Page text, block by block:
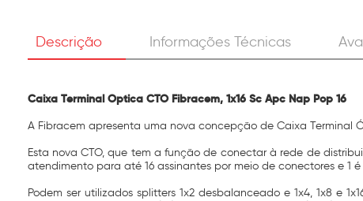
Descrição Informações Técnicas
Caixa Terminal Optica CTO Fibracem, 1x16 Sc Apc Nap Pop 16
A Fibracem apresenta uma nova concepção de Caixa Terminal
Esta nova CTO, que tem a função de conectar à rede de
atendimento para até 16 assinantes por meio de conectores e 1
Podem ser utilizados splitters 1x2 desbalanceado e 1x4, 1x8 e